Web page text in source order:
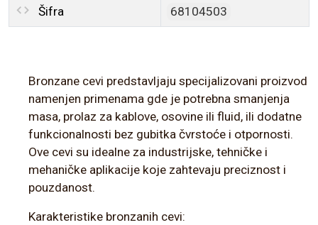
Šifra 68104503
Bronzane cevi predstavljaju specijalizovani proizvod
namenjen primenama gde je potrebna smanjenja
masa, prolaz za kablove, osovine ili fluid, ili dodatne
funkcionalnosti bez gubitka čvrstoće i otpornosti.
Ove cevi su idealne za industrijske, tehničke i
mehaničke aplikacije koje zahtevaju preciznost i
pouzdanost.
Karakteristike bronzanih cevi: